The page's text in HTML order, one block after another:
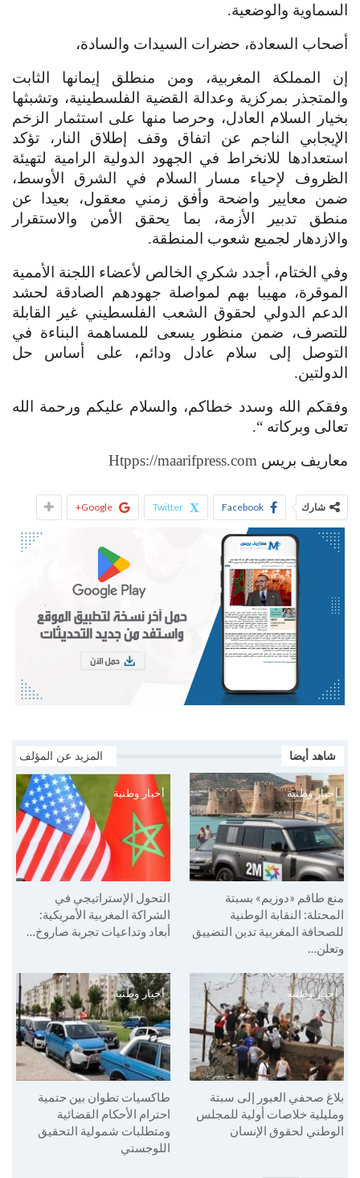
السماوية والوضعية.
أصحاب السعادة، حضرات السيدات والسادة،
إن المملكة المغربية، ومن منطلق إيمانها الثابت
والمتجذر بمركزية وعدالة القضية الفلسطينية، وتشبثها
بخيار السلام العادل، وحرصا منها على استثمار الزخم
الإيجابي الناجم عن اتفاق وقف إطلاق النار، تؤكد
استعدادها للانخراط في الجهود الدولية الرامية لتهيئة
الظروف لإحياء مسار السلام في الشرق الأوسط،
ضمن معايير واضحة وأفق زمني معقول، بعيدا عن
منطق تدبير الأزمة، بما يحقق الأمن والاستقرار
والازدهار لجميع شعوب المنطقة.
وفي الختام، أجدد شكري الخالص لأعضاء اللجنة الأممية
الموقرة، مهيبا بهم لمواصلة جهودهم الصادقة لحشد
الدعم الدولي لحقوق الشعب الفلسطيني غير القابلة
للتصرف، ضمن منظور يسعى للمساهمة البناءة في
التوصل إلى سلام عادل ودائم، على أساس حل
الدولتين.
وفقكم الله وسدد خطاكم، والسلام عليكم ورحمة الله
تعالى وبركاته “.
معاريف بريس Htpps://maarifpress.com
شارك Facebook
Twitter
Google+
شاهد أيضا المزيد عن المؤلف
أخبار وطنية
منع طاقم «دوزيم» بسبتة
المحتلة: النقابة الوطنية
للصحافة المغربية تدين التضييق
وتعلن…
أخبار وطنية
التحول الإستراتيجي في
الشراكة المغربية الأمريكية:
أبعاد وتداعيات تجربة صاروخ…
أخبار وطنية
بلاغ صحفي العبور إلى سبتة
ومليلية خلاصات أولية للمجلس
الوطني لحقوق الإنسان
أخبار وطنية
طاكسيات تطوان بين حتمية
احترام الأحكام القضائية
ومتطلبات شمولية التحقيق
اللوجستي